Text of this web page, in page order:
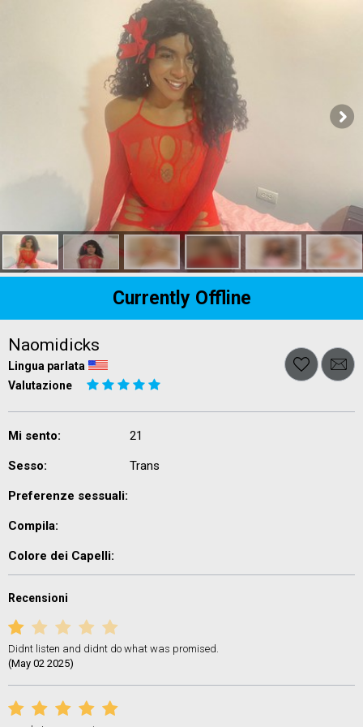
Currently Offline
Naomidicks
Lingua parlata
Valutazione
Mi sento: 21
Sesso: Trans
Preferenze sessuali:
Compila:
Colore dei Capelli:
Recensioni
Didnt listen and didnt do what was promised.
(May 02 2025)